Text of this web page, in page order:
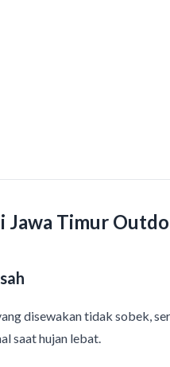
Jawa Timur
disewakan tidak sobek,
saat hujan lebat.